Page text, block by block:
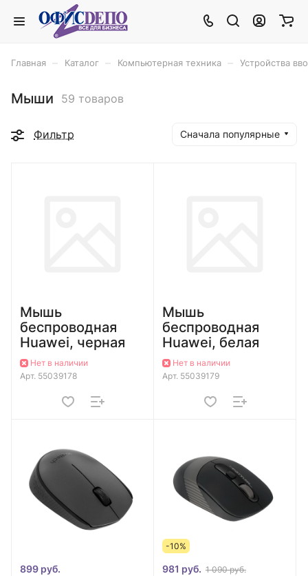
Главная Каталог Компьютерная техника Устройства
Мыши 59 товаров
Фильтр Сначала популярные
Мышь
беспроводная
Huawei, черная
Нет в наличии
Арт. 55039178
Мышь
беспроводная
Huawei, белая
Нет в наличии
Арт. 55039179
899 руб.
-10%
981 руб. 1 090 руб.